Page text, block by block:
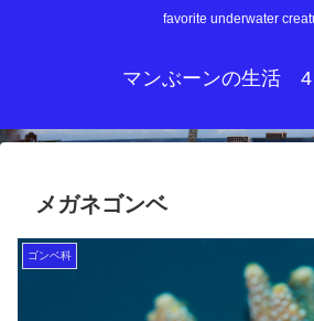
favorite underwater
マンぶーンの生活 4
メガネゴンベ
ゴンベ科